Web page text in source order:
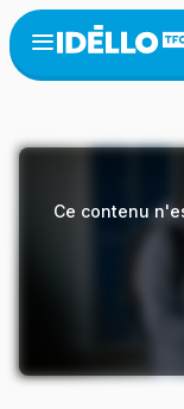
Aller
au
contenu
Open
menu
Ce contenu